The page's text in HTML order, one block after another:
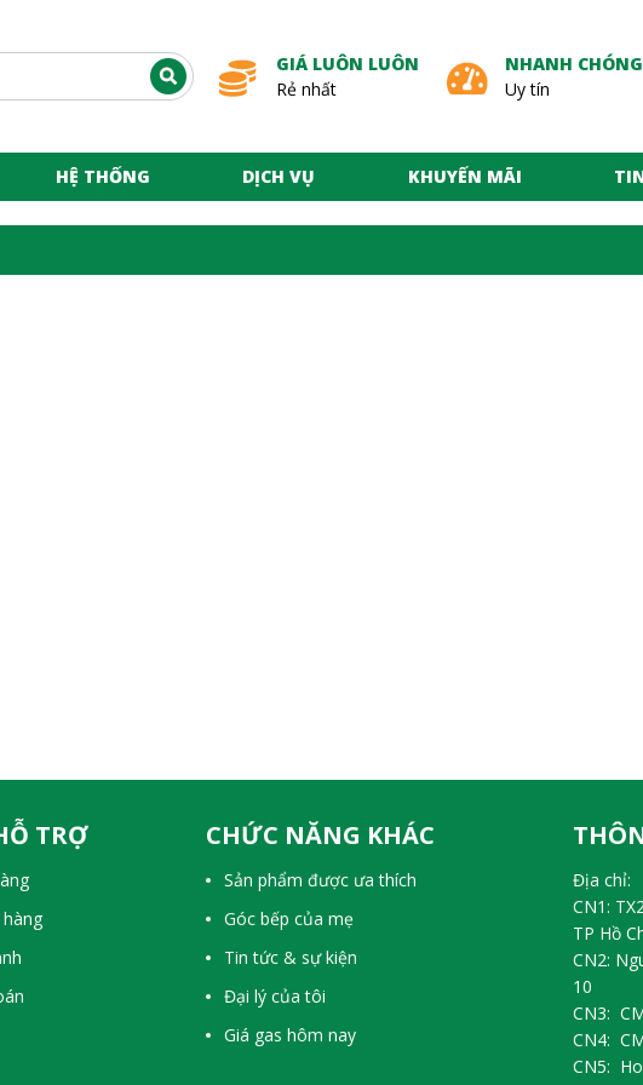
GIÁ LUÔN LUÔN
Rẻ nhất
NHANH CHÓNG
Uy tín
HỆ THỐNG DỊCH VỤ KHUYẾN MÃI
TRỢ CHỨC NĂNG KHÁC
Sản phẩm được ưa thích
Góc bếp của mẹ
Tin tức & sự kiện
Đại lý của tôi
Giá gas hôm nay
Địa chỉ:
CN1:
TP Hồ
CN2:
10
CN3:
CN4:
CN5: